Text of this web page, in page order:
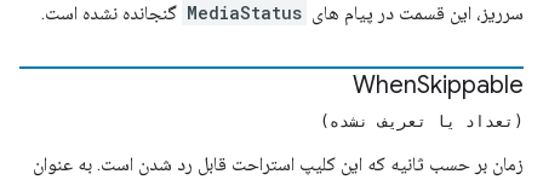
سرریز، این قسمت در پیام های MediaStatus گنجانده نشده است.
WhenSkippable
(تعداد یا تعریف نشده)
زمان بر حسب ثانیه که این کلیپ استراحت قابل رد شدن است. به عنوان